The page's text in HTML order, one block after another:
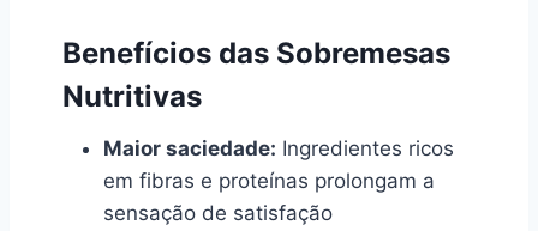
Benefícios das Sobremesas
Nutritivas
Maior saciedade: Ingredientes ricos
em fibras e proteínas prolongam a
sensação de satisfação